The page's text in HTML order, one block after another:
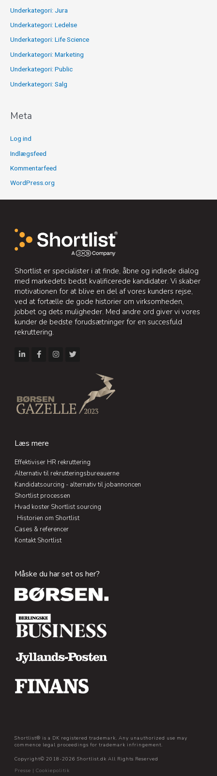
Underkategori: Jura
Underkategori: Ledelse
Underkategori: Life Science
Underkategori: Marketing
Underkategori: Public
Underkategori: Salg
Meta
Log ind
Indlægsfeed
Kommentarfeed
WordPress.org
Shortlist er specialister i at finde, åbne og indlede dialog
med markedets bedst kvalificerede kandidater. Vi skaber
motivationen for at blive en del af vores kunders rejse,
ved at fortælle de gode historier om virksomheden,
jobbet og dets muligheder. Med andre ord giver vi vores
kunder de bedste forudsætninger for en succesfuld
rekruttering.
i
n
-
i
F
a
k
-
f
I
n
T
w
Læs mere
Effektiviser HR rekruttering
Alternativ til rekrutteringsbureauerne
Kandidatsourcing - alternativ til jobannoncen
Shortlist processen
Hvad koster Shortlist sourcing
Historien om Shortlist
Cases & referencer
Kontakt Shortlist
Måske du har set os her?
Shortlist® is a DK registered trademark. Any unauthorized use may
commence legal proceedings for trademark infringement.
Copyright© 2018-2026 Shortlist.dk All Rights Reserved
Presse | Cookiepolitik